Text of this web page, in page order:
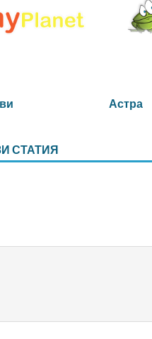
Астра
СТАТИЯ